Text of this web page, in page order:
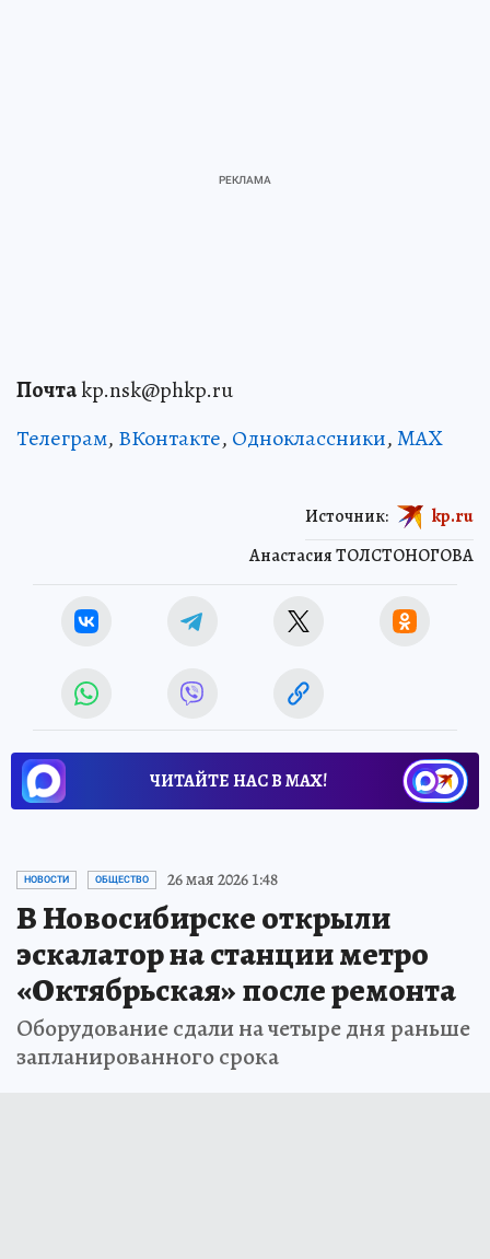
Почтаkp.nsk@phkp.ru
Телеграм, ВКонтакте, Одноклассники,MAX
Анастасия ТОЛСТОНОГОВА
Источник: kp.ru
ЧИТАЙТЕ НАС В МАХ!
НОВОСТИ ОБЩЕСТВО 26 мая 2026 1:48
В Новосибирске открыли
эскалатор на станции метро
«Октябрьская» после ремонта
Оборудование сдали на четыре дня раньше
запланированного срока